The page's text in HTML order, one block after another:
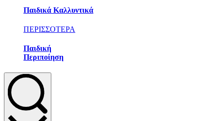
Παιδικά Καλλυντικά
ΠΕΡΙΣΣΟΤΕΡΑ
Παιδική
Περιποίηση